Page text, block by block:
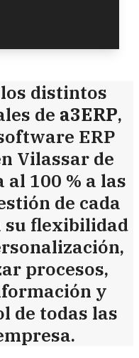
distintos
de a3ERP,
ERP
Vilassar de
al 100 % a las
de cada
su flexibilidad
procesos,
y
de todas las